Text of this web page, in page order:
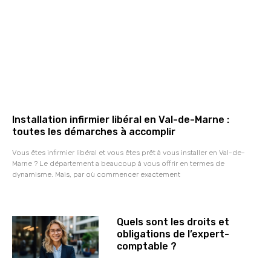
Installation infirmier libéral en Val-de-Marne :
toutes les démarches à accomplir
Vous êtes infirmier libéral et vous êtes prêt à vous installer en Val-de-
Marne ? Le département a beaucoup à vous offrir en termes de
dynamisme. Mais, par où commencer exactement
Quels sont les droits et
obligations de l’expert-
comptable ?